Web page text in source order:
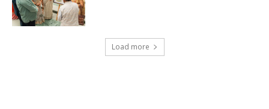
Load more